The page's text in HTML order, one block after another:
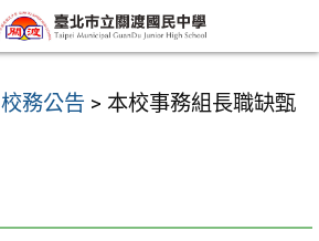
校務公告 > 本校事務組長職缺甄